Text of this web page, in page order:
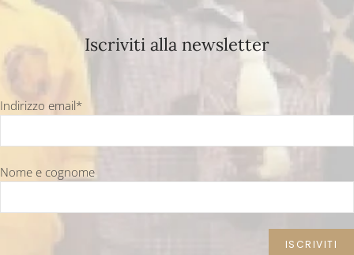
Iscriviti alla newsletter
Indirizzo email*
Nome e cognome